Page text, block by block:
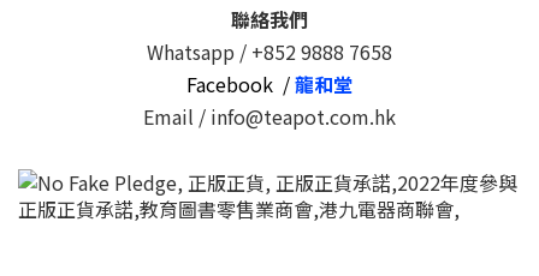
聯絡我們
Whatsapp / +852 9888 7658
Facebook /龍和堂
Email / info@teapot.com.hk